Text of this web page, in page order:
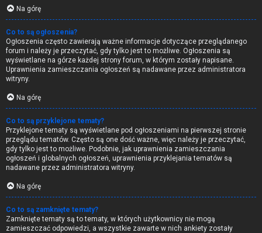
Na górę
Co to są ogłoszenia?
Ogłoszenia często zawierają ważne informacje dotyczące przeglądanego
forum i należy je przeczytać, gdy tylko jest to możliwe. Ogłoszenia są
wyświetlane na górze każdej strony forum, w którym zostały napisane.
Uprawnienia zamieszczania ogłoszeń są nadawane przez administratora
witryny.
Na górę
Co to są przyklejone tematy?
Przyklejone tematy są wyświetlane pod ogłoszeniami na pierwszej stronie
przeglądu tematów. Często są one dość ważne, więc należy je przeczytać,
gdy tylko jest to możliwe. Podobnie, jak uprawnienia zamieszczania
ogłoszeń i globalnych ogłoszeń, uprawnienia przyklejania tematów są
nadawane przez administratora witryny.
Na górę
Co to są zamknięte tematy?
Zamknięte tematy są to tematy, w których użytkownicy nie mogą
zamieszczać odpowiedzi, a wszystkie zawarte w nich ankiety zostały